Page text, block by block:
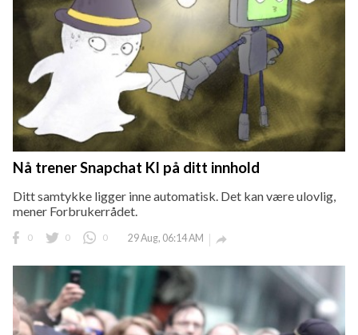
Nå trener Snapchat KI på ditt innhold
Ditt samtykke ligger inne automatisk. Det kan være ulovlig,
mener Forbrukerrådet.
0 0 0 29 Aug, 06:14 AM 